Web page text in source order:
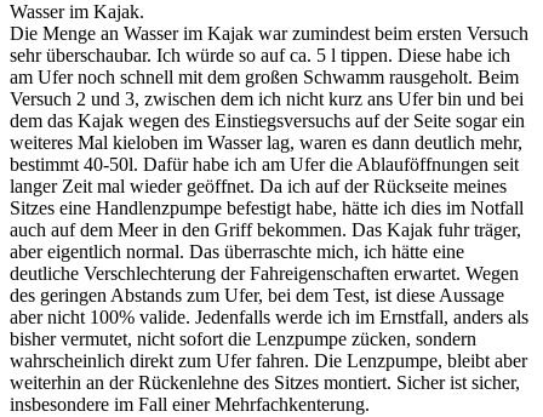
Wasser im Kajak.
Die Menge an Wasser im Kajak war zumindest beim ersten Versuch
sehr überschaubar. Ich würde so auf ca. 5 l tippen. Diese habe ich
am Ufer noch schnell mit dem großen Schwamm rausgeholt. Beim
Versuch 2 und 3, zwischen dem ich nicht kurz ans Ufer bin und bei
dem das Kajak wegen des Einstiegsversuchs auf der Seite sogar ein
weiteres Mal kieloben im Wasser lag, waren es dann deutlich mehr,
bestimmt 40-50l. Dafür habe ich am Ufer die Ablauföffnungen seit
langer Zeit mal wieder geöffnet. Da ich auf der Rückseite meines
Sitzes eine Handlenzpumpe befestigt habe, hätte ich dies im Notfall
auch auf dem Meer in den Griff bekommen. Das Kajak fuhr träger,
aber eigentlich normal. Das überraschte mich, ich hätte eine
deutliche Verschlechterung der Fahreigenschaften erwartet. Wegen
des geringen Abstands zum Ufer, bei dem Test, ist diese Aussage
aber nicht 100% valide. Jedenfalls werde ich im Ernstfall, anders als
bisher vermutet, nicht sofort die Lenzpumpe zücken, sondern
wahrscheinlich direkt zum Ufer fahren. Die Lenzpumpe, bleibt aber
weiterhin an der Rückenlehne des Sitzes montiert. Sicher ist sicher,
insbesondere im Fall einer Mehrfachkenterung.